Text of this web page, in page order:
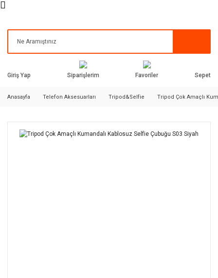
Giriş Yap Siparişlerim Favoriler Sepet
Anasayfa Telefon Aksesuarları Tripod&Selfie Tripod Çok Amaçlı